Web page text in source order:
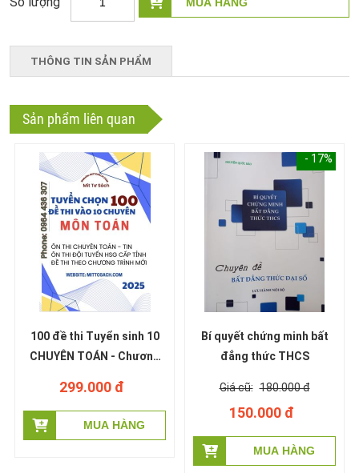
THÔNG TIN SẢN PHẨM
Sản phẩm liên quan
100 đề thi Tuyển sinh 10
CHUYÊN TOÁN - Chương
299.000 đ
- 17%
Bí quyết chứng minh bất
đẳng thức THCS
180.000 đ
150.000 đ